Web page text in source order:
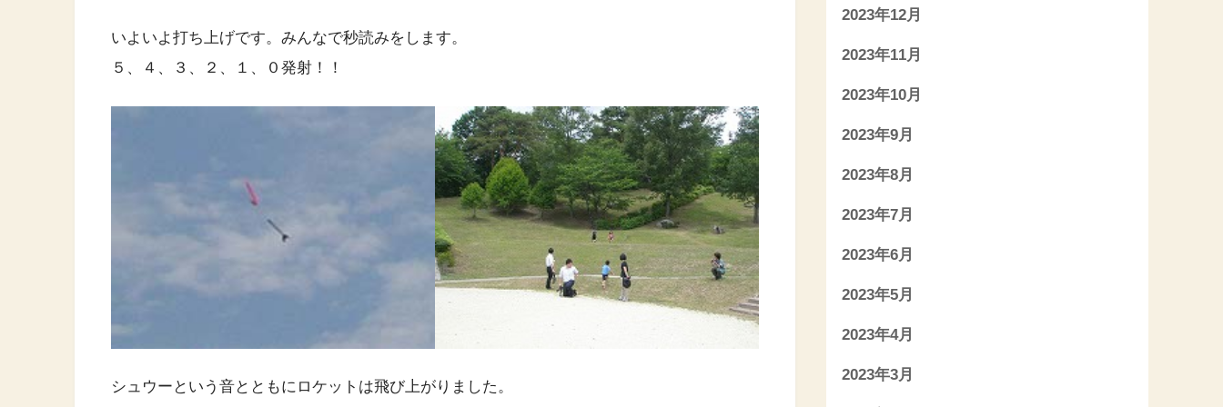
いよいよ打ち上げです。みんなで秒読みをします。
５、４、３、２、１、０発射！！
シュウーという音とともにロケットは飛び上がりました。
2023年12月
2023年11月
2023年10月
2023年9月
2023年8月
2023年7月
2023年6月
2023年5月
2023年4月
2023年3月